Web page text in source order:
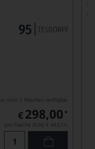
nur noch 2 Flaschen verfügbar
€ 298,00 *
pro Flasche (6.0l), € 49,67 /L